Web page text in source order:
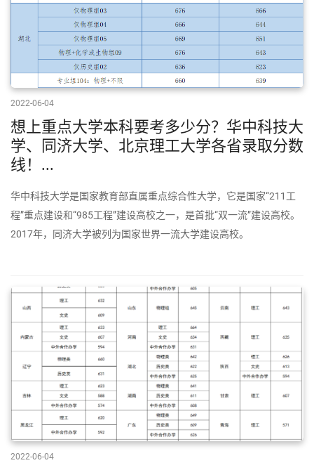
2022-06-04
想上重点大学本科要考多少分？华中科技大
学、同济大学、北京理工大学各省录取分数
线！...
华中科技大学是国家教育部直属重点综合性大学，它是国家“211工
程”重点建设和“985工程”建设高校之一，是首批“双一流”建设高校。
2017年，同济大学被列为国家世界一流大学建设高校。
2022-06-04